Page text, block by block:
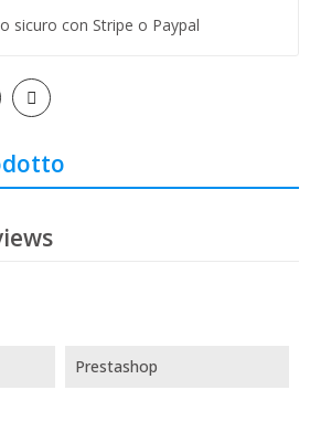
sicuro con Stripe o Paypal
Prestashop